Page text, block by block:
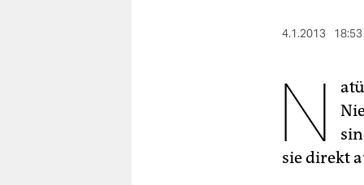
4.1.2013
N
sie direkt